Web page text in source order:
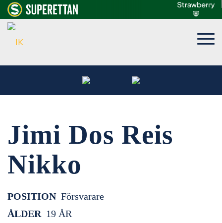
Jimi Dos Reis
Nikko
POSITION Försvarare
ÅLDER 19 ÅR